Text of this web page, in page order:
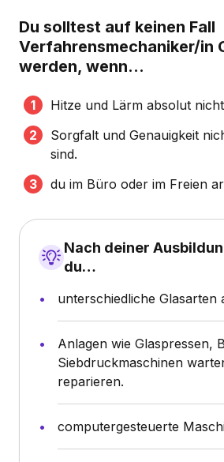
Du solltest auf keinen Fall
Verfahrensmechaniker/in
werden, wenn...
Hitze und Lärm absolut
Sorgfalt und Genauigkeit
sind.
du im Büro oder im Freien
Nach deiner
du…
unterschiedliche Glasarten
Anlagen wie Glaspressen,
Siebdruckmaschinen
reparieren.
computergesteuerte